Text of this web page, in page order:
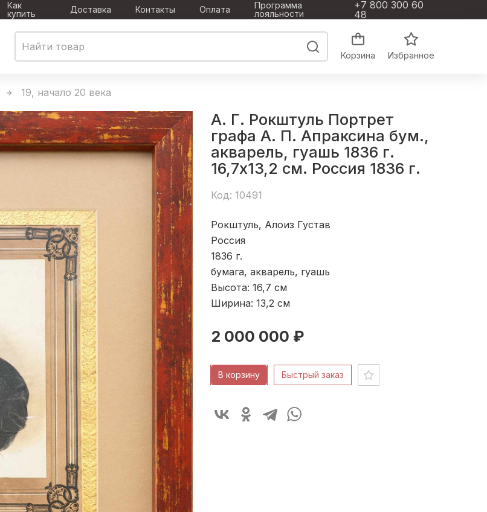
Как
купить
Доставка Контакты Оплата
Программа
лояльности
+7 800 300 60
48
Корзина Избранное
19, начало 20 века
А. Г. Рокштуль Портрет
графа А. П. Апраксина бум.,
акварель, гуашь 1836 г.
16,7x13,2 см. Россия 1836 г.
Код: 10491
Рокштуль, Алоиз Густав
Россия
1836 г.
бумага, акварель, гуашь
Высота: 16,7 см
Ширина: 13,2 см
2 000 000 ₽
В корзину Быстрый заказ